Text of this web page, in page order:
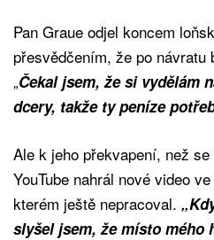
Pan Graue odjel koncem
přesvědčením, že po návratu
„Čekal jsem, že si vydělám
dcery, takže ty peníze
Ale k jeho překvapení, než
YouTube nahrál nové video
kterém ještě nepracoval.
slyšel jsem, že místo mého